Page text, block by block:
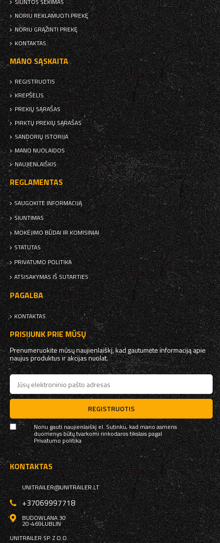
SIUNTOS SEKIMAS
NORIU REKLAMUOTI PREKĘ
NORIU GRĄŽINTI PREKĘ
KONTAKTAS
MANO SĄSKAITA
REGISTRUOTIS
KREPŠELIS
PREKIŲ SĄRAŠAS
PIRKTŲ PREKIŲ SĄRAŠAS
SANDORIŲ ISTORIJA
MANO NUOLAIDOS
NAUJIENLAIŠKIS
REGLAMENTAS
SAUGOKITE INFORMACIJĄ
SIUNTIMAS
MOKĖJIMO BŪDAI IR KOMISINIAI
STATUTAS
PRIVATUMO POLITIKA
ATSISAKYMAS IŠ SUTARTIES
PAGALBA
KONTAKTAS
PRISIJUNK PRIE MŪSŲ
Prenumeruokite mūsų naujienlaiškį, kad gautumėte informaciją apie
naujus produktus ir akcijas nuolat.
REGISTRUOTIS
Noriu gauti naujienlaiškį el. Sutinku, kad mano asmens
duomenys būtų tvarkomi rinkodaros tikslais pagal
Privatumo politika
KONTAKTAS
UNITRAILER@UNITRAILER.LT
+37069997718
BUDOWLANA 30
20-469LUBLIN
UNITRAILER SP. Z O.O.